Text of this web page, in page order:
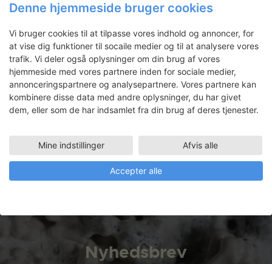
Bolatta Silis-Høegh: Aqqut / Sti
Bolatta Silis-Høegh har arbejdet i atelier
Store Formater på en mor- og datter
maj-september 2025.
Nyhedsbrev
Denne hjemmeside bruger cookies
Vi bruger cookies til at tilpasse vores indhold og annoncer, for
at vise dig funktioner til socaile medier og til at analysere vores
trafik. Vi deler også oplysninger om din brug af vores
hjemmeside med vores partnere inden for sociale medier,
annonceringspartnere og analysepartnere. Vores partnere kan
kombinere disse data med andre oplysninger, du har givet
dem, eller som de har indsamlet fra din brug af deres tjenester.
Mine indstillinger Afvis alle
Accepter alle